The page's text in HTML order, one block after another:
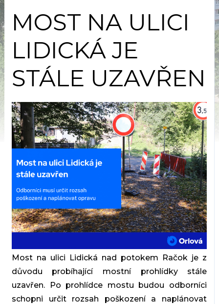
MOST NA ULICI
LIDICKÁ JE
STÁLE UZAVŘEN
Most na ulici Lidická nad potokem Račok je z
důvodu probíhající mostní prohlídky stále
uzavřen. Po prohlídce mostu budou odborníci
schopni určit rozsah poškození a naplánovat